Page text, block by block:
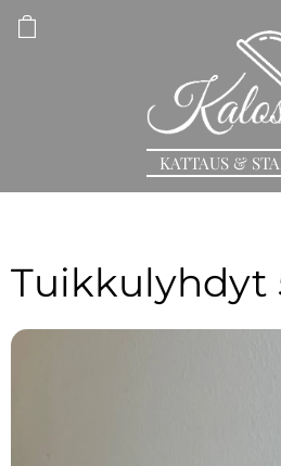
KATTAUS &
Tuikkulyhdyt